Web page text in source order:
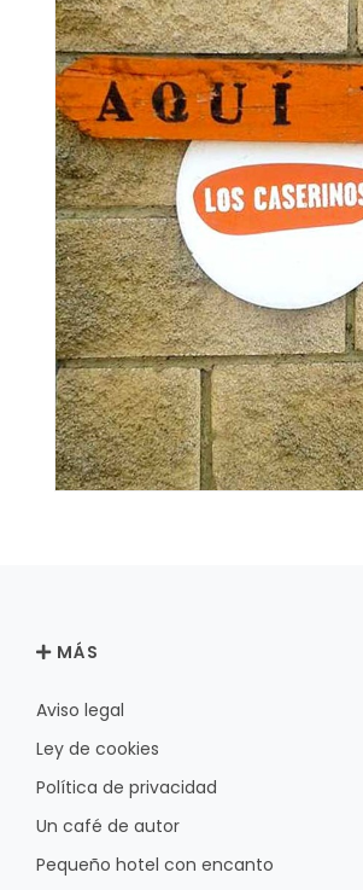
MÁS
Aviso legal
Ley de cookies
Política de privacidad
Un café de autor
Pequeño hotel con encanto